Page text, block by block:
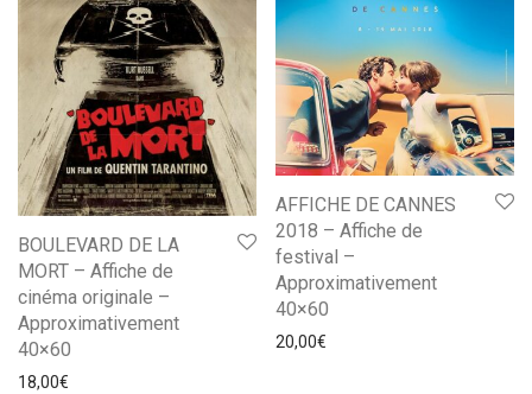
BOULEVARD DE LA
MORT – Affiche de
cinéma originale –
Approximativement
40×60
18,00€
AFFICHE DE CANNES
2018 – Affiche de
festival –
Approximativement
40×60
20,00€